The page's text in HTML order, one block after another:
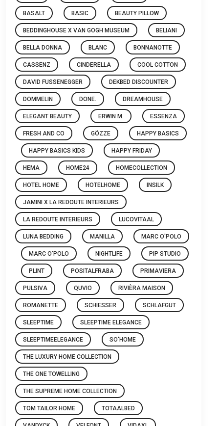
BASALT BASIC BEAUTY PILLOW
BEDDINGHOUSE X VAN GOGH MUSEUM BELIANI
BELLA DONNA BLANC BONNANOTTE
CASSENZ CINDERELLA COOL COTTON
DAVID FUSSENEGGER DEKBED DISCOUNTER
DOMMELIN DONE. DREAMHOUSE
ELEGANT BEAUTY ERWIN M. ESSENZA
FRESH AND CO GÖZZE HAPPY BASICS
HAPPY BASICS KIDS HAPPY FRIDAY
HEMA HOME24 HOMECOLLECTION
HOTEL HOME HOTELHOME INSILK
JAMINI X LA REDOUTE INTERIEURS
LA REDOUTE INTERIEURS LUCOVITAAL
LUNA BEDDING MANILLA MARC O'POLO
MARC O'POLO NIGHTLIFE PIP STUDIO
PLINT POSITALFRABA PRIMAVIERA
PULSIVA QUVIO RIVIÈRA MAISON
ROMANETTE SCHIESSER SCHLAFGUT
SLEEPTIME SLEEPTIME ELEGANCE
SLEEPTIMEELEGANCE SO'HOME
THE LUXURY HOME COLLECTION
THE ONE TOWELLING
THE SUPREME HOME COLLECTION
TOM TAILOR HOME TOTAALBED